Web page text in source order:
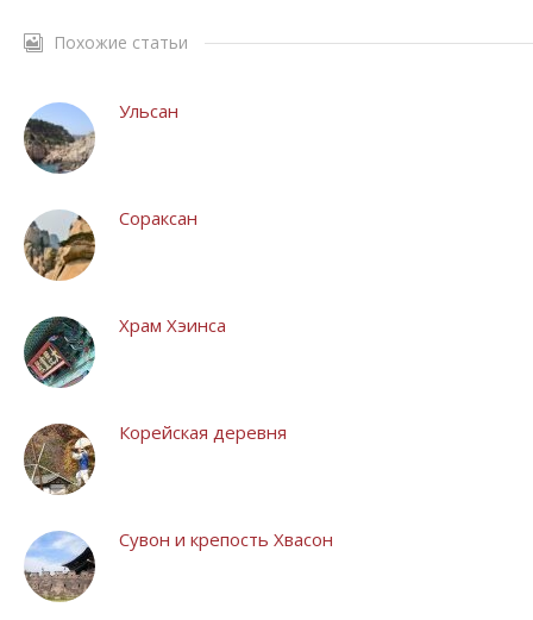
Похожие статьи
Ульсан
Сораксан
Храм Хэинса
Корейская деревня
Сувон и крепость Хвасон